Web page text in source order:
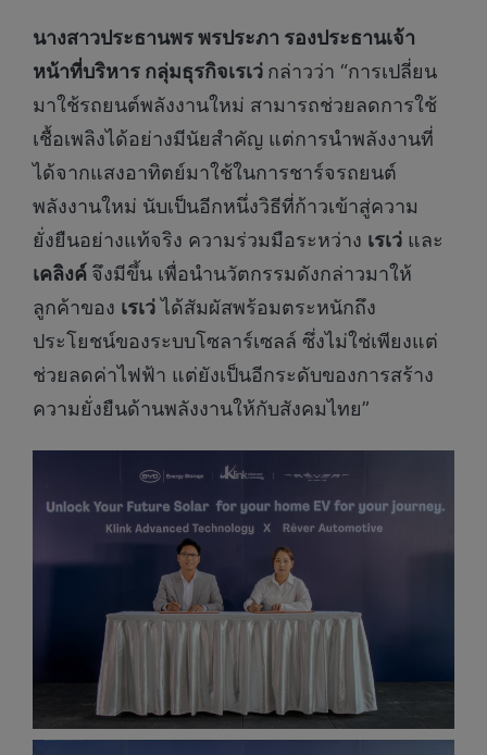
นางสาวประธานพร พรประภา รองประธานเจ้า
หน้าที่บริหาร กลุ่มธุรกิจเรเว่ กล่าวว่า “การเปลี่ยน
มาใช้รถยนต์พลังงานใหม่ สามารถช่วยลดการใช้
เชื้อเพลิงได้อย่างมีนัยสำคัญ แต่การนำพลังงานที่
ได้จากแสงอาทิตย์มาใช้ในการชาร์จรถยนต์
พลังงานใหม่ นับเป็นอีกหนึ่งวิธีที่ก้าวเข้าสู่ความ
ยั่งยืนอย่างแท้จริง ความร่วมมือระหว่าง เรเว่ และ
เคลิงค์ จึงมีขึ้น เพื่อนำนวัตกรรมดังกล่าวมาให้
ลูกค้าของ เรเว่ได้สัมผัสพร้อมตระหนักถึง
ประโยชน์ของระบบโซลาร์เซลล์ ซึ่งไม่ใช่เพียงแต่
ช่วยลดค่าไฟฟ้า แต่ยังเป็นอีกระดับของการสร้าง
ความยั่งยืนด้านพลังงานให้กับสังคมไทย”